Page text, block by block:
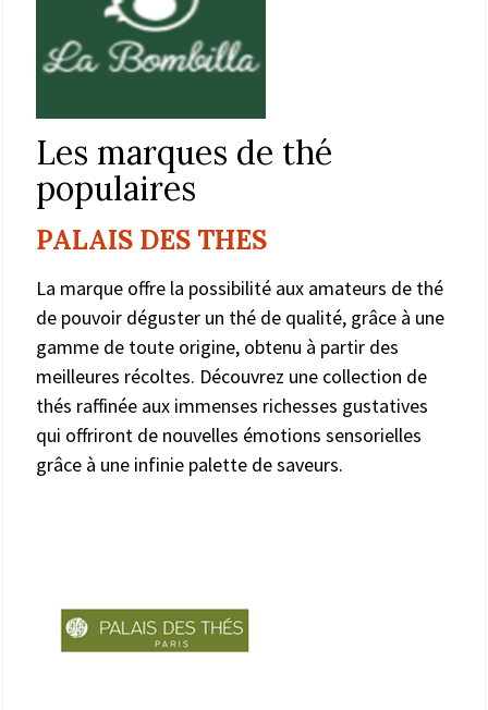
Les marques de thé
populaires
PALAIS DES THES
La marque offre la possibilité aux amateurs de thé
de pouvoir déguster un thé de qualité, grâce à une
gamme de toute origine, obtenu à partir des
meilleures récoltes. Découvrez une collection de
thés raffinée aux immenses richesses gustatives
qui offriront de nouvelles émotions sensorielles
grâce à une infinie palette de saveurs.